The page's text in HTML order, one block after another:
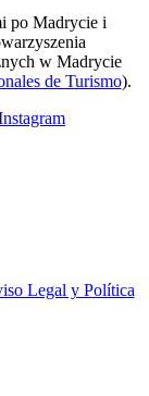
po Madrycie i
w Madrycie
de Turismo).
Legal y Política